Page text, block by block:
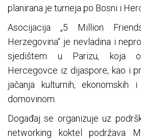
planirana je turneja po Bosni i
Asocijacija „5 Million
Herzegovina“ je nevladina i
sjedištem u Parizu, koja
Hercegovce iz dijaspore, kao i
jačanja kulturnih, ekonomskih
domovinom.
Događaj se organizuje uz
networking koktel podržava